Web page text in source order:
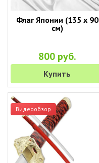
Флаг Японии (135 х 90
см)
800 руб.
Купить
Видеообзор